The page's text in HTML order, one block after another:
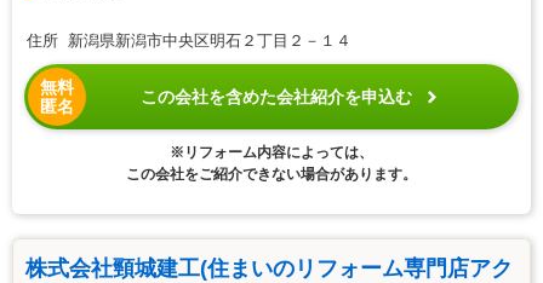
住所 新潟県新潟市中央区明石２丁目２－１４
無料
匿名
この会社を含めた会社紹介を申込む
※リフォーム内容によっては、
この会社をご紹介できない場合があります。
株式会社頸城建工(住まいのリフォーム専門店アク